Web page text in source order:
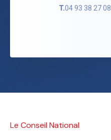
T.04 93 38 27 08
Le Conseil National